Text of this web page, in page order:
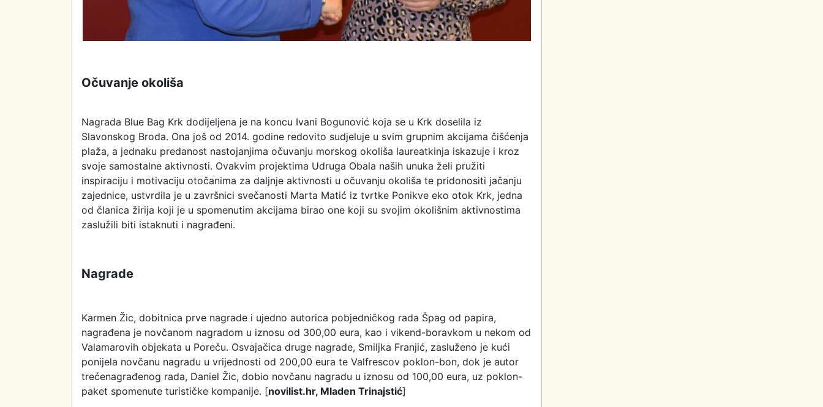
Očuvanje okoliša
Nagrada Blue Bag Krk dodijeljena je na koncu Ivani Bogunović koja se u Krk doselila iz
Slavonskog Broda. Ona još od 2014. godine redovito sudjeluje u svim grupnim akcijama čišćenja
plaža, a jednaku predanost nastojanjima očuvanju morskog okoliša laureatkinja iskazuje i kroz
svoje samostalne aktivnosti. Ovakvim projektima Udruga Obala naših unuka želi pružiti
inspiraciju i motivaciju otočanima za daljnje aktivnosti u očuvanju okoliša te pridonositi jačanju
zajednice, ustvrdila je u završnici svečanosti Marta Matić iz tvrtke Ponikve eko otok Krk, jedna
od članica žirija koji je u spomenutim akcijama birao one koji su svojim okolišnim aktivnostima
zaslužili biti istaknuti i nagrađeni.
Nagrade
Karmen Žic, dobitnica prve nagrade i ujedno autorica pobjedničkog rada Špag od papira,
nagrađena je novčanom nagradom u iznosu od 300,00 eura, kao i vikend-boravkom u nekom od
Valamarovih objekata u Poreču. Osvajačica druge nagrade, Smiljka Franjić, zasluženo je kući
ponijela novčanu nagradu u vrijednosti od 200,00 eura te Valfrescov poklon-bon, dok je autor
trećenagrađenog rada, Daniel Žic, dobio novčanu nagradu u iznosu od 100,00 eura, uz poklon-
paket spomenute turističke kompanije. [novilist.hr, Mladen Trinajstić]